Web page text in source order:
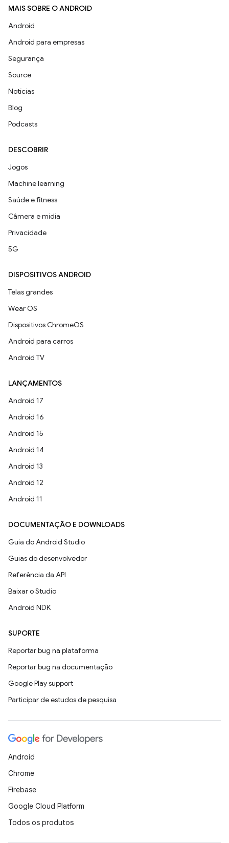
MAIS SOBRE O ANDROID
Android
Android para empresas
Segurança
Source
Notícias
Blog
Podcasts
DESCOBRIR
Jogos
Machine learning
Saúde e fitness
Câmera e mídia
Privacidade
5G
DISPOSITIVOS ANDROID
Telas grandes
Wear OS
Dispositivos ChromeOS
Android para carros
Android TV
LANÇAMENTOS
Android 17
Android 16
Android 15
Android 14
Android 13
Android 12
Android 11
DOCUMENTAÇÃO E DOWNLOADS
Guia do Android Studio
Guias do desenvolvedor
Referência da API
Baixar o Studio
Android NDK
SUPORTE
Reportar bug na plataforma
Reportar bug na documentação
Google Play support
Participar de estudos de pesquisa
Android
Chrome
Firebase
Google Cloud Platform
Todos os produtos